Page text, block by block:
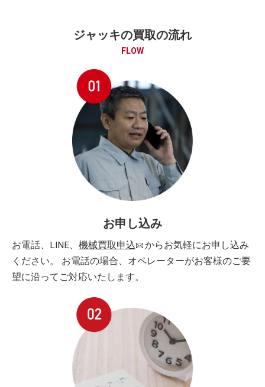
ジャッキの買取の流れ
FLOW
お申し込み
お電話、LINE、 機械買取申込
からお気軽にお申し込み
ください。 お電話の場合、オペレーターがお客様のご要
望に沿ってご対応いたします。